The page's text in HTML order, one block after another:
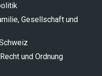
Gesellschaft und
und Ordnung